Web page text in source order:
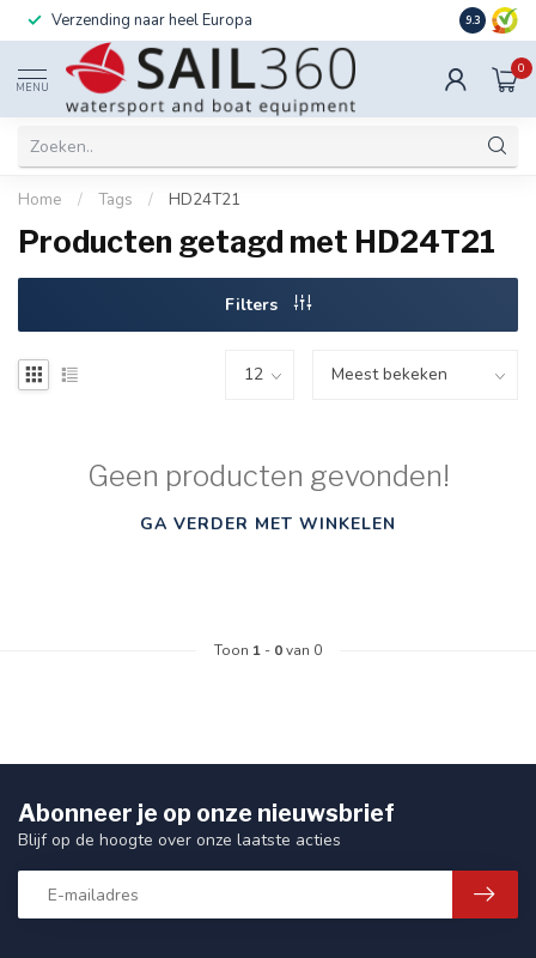
Verzending naar heel Europa Ook
9.3
MENU
0
Home / Tags / HD24T21
Producten getagd met HD24T21
Filters
Geen producten gevonden!
GA VERDER MET WINKELEN
Toon 1 - 0van 0
Abonneer je op onze nieuwsbrief
Blijf op de hoogte over onze laatste acties